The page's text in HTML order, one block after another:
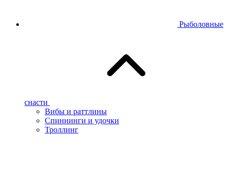
Рыболовные
снасти
Вибы и раттлины
Спиннинги и удочки
Троллинг